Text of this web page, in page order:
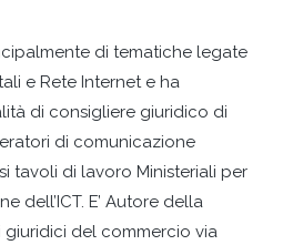
di tematiche legate
e Rete Internet e ha
di consigliere giuridico di
di comunicazione
tavoli di lavoro Ministeriali per
dell’ICT. E’ Autore della
giuridici del commercio via